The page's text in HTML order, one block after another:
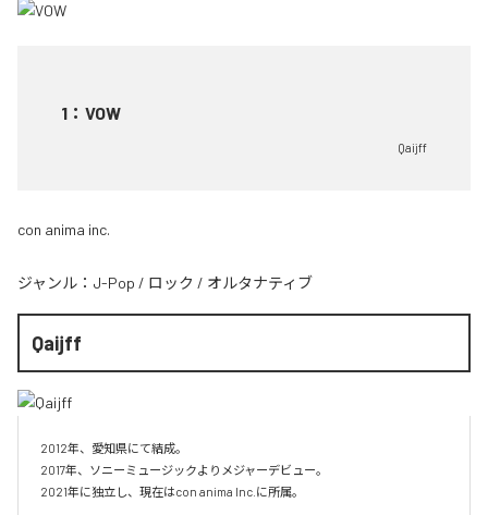
1 ： VOW
Qaijff
con anima inc.
ジャンル： J-Pop / ロック / オルタナティブ
Qaijff
2012年、愛知県にて結成。
2017年、ソニーミュージックよりメジャーデビュー。
2021年に独立し、現在はcon anima Inc.に所属。